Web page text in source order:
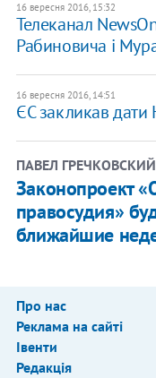
16 вересня 2016, 15:32
Телеканал
Рабиновича і
16 вересня 2016, 14:51
ЄС закликав
ПАВЕЛ ГРЕЧКОВСКИЙ
Законопроект
правосудия»
ближайшие
Про нас
Реклама на сайті
Івенти
Редакція